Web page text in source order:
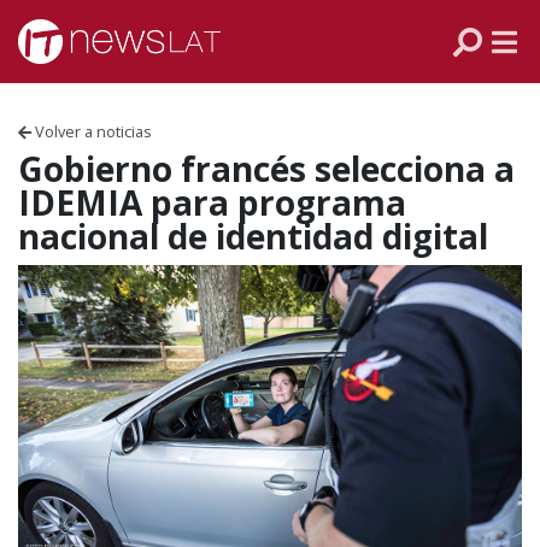
Skip to content
Volver a noticias
Gobierno francés selecciona a
IDEMIA para programa
nacional de identidad digital
VENEZUELA
ECUADOR
PERÚ
CHILE
ARGENTINA